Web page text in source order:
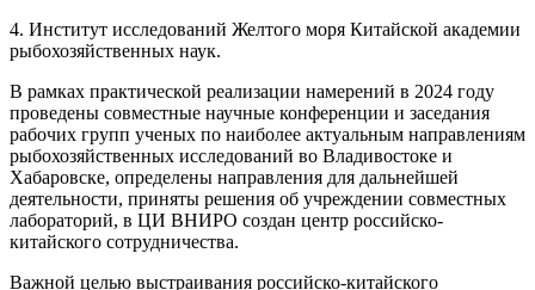
4. Институт исследований Желтого моря Китайской академии
рыбохозяйственных наук.
В рамках практической реализации намерений в 2024 году
проведены совместные научные конференции и заседания
рабочих групп ученых по наиболее актуальным направлениям
рыбохозяйственных исследований во Владивостоке и
Хабаровске, определены направления для дальнейшей
деятельности, приняты решения об учреждении совместных
лабораторий, в ЦИ ВНИРО создан центр российско-
китайского сотрудничества.
Важной целью выстраивания российско-китайского